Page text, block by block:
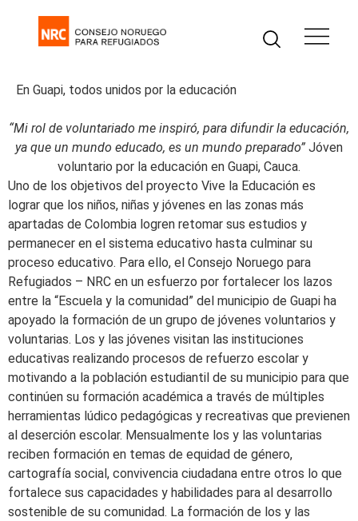
En Guapi, todos unidos por la educación
“Mi rol de voluntariado me inspiró, para difundir la educación,
ya que un mundo educado, es un mundo preparado” Jóven
voluntario por la educación en Guapi, Cauca.
Uno de los objetivos del proyecto Vive la Educación es
lograr que los niños, niñas y jóvenes en las zonas más
apartadas de Colombia logren retomar sus estudios y
permanecer en el sistema educativo hasta culminar su
proceso educativo. Para ello, el Consejo Noruego para
Refugiados – NRC en un esfuerzo por fortalecer los lazos
entre la “Escuela y la comunidad” del municipio de Guapi ha
apoyado la formación de un grupo de jóvenes voluntarios y
voluntarias. Los y las jóvenes visitan las instituciones
educativas realizando procesos de refuerzo escolar y
motivando a la población estudiantil de su municipio para que
continúen su formación académica a través de múltiples
herramientas lúdico pedagógicas y recreativas que previenen
al deserción escolar. Mensualmente los y las voluntarias
reciben formación en temas de equidad de género,
cartografía social, convivencia ciudadana entre otros lo que
fortalece sus capacidades y habilidades para al desarrollo
sostenible de su comunidad. La formación de los y las